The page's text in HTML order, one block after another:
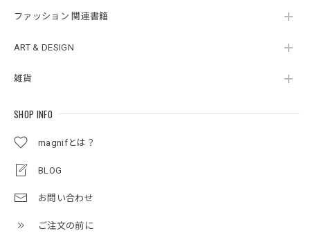
ファッション 関連書籍
ART & DESIGN
雑貨
SHOP INFO
magnifとは？
BLOG
お問い合わせ
ご注文の前に